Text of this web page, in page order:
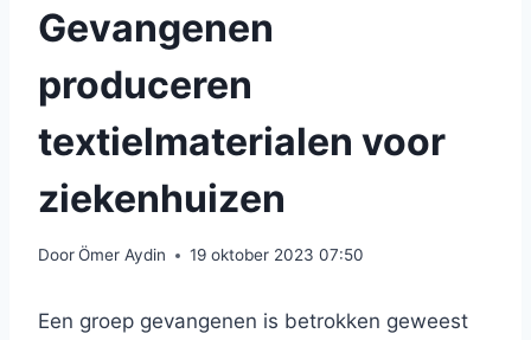
Gevangenen
produceren
textielmaterialen voor
ziekenhuizen
DoorÖmer Aydin 19 oktober 2023 07:50
Een groep gevangenen is betrokken geweest